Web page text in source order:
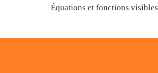
Équations et fonctions visibles